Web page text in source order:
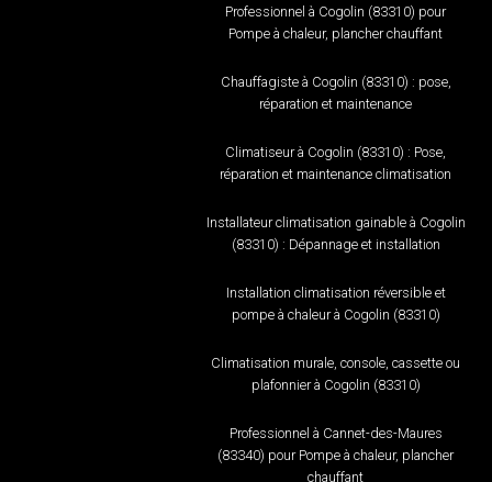
Professionnel à Cogolin (83310) pour
Pompe à chaleur, plancher chauffant
Chauffagiste à Cogolin (83310) : pose,
réparation et maintenance
Climatiseur à Cogolin (83310) : Pose,
réparation et maintenance climatisation
Installateur climatisation gainable à Cogolin
(83310) : Dépannage et installation
Installation climatisation réversible et
pompe à chaleur à Cogolin (83310)
Climatisation murale, console, cassette ou
plafonnier à Cogolin (83310)
Professionnel à Cannet-des-Maures
(83340) pour Pompe à chaleur, plancher
chauffant